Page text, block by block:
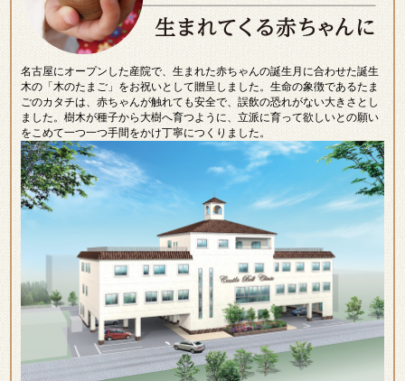
名古屋にオープンした産院で、生まれた赤ちゃんの誕生月に合わせた誕生
木の「木のたまご」をお祝いとして贈呈しました。生命の象徴であるたま
ごのカタチは、赤ちゃんが触れても安全で、誤飲の恐れがない大きさとし
ました。樹木が種子から大樹へ育つように、立派に育って欲しいとの願い
をこめて一つ一つ手間をかけ丁寧につくりました。